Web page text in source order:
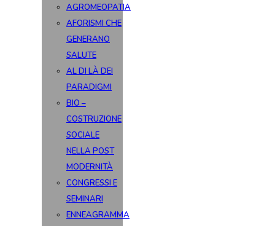
AGROMEOPATIA
AFORISMI CHE
GENERANO
SALUTE
AL DI LÀ DEI
PARADIGMI
BIO –
COSTRUZIONE
SOCIALE
NELLA POST
MODERNITÀ
CONGRESSI E
SEMINARI
ENNEAGRAMMA